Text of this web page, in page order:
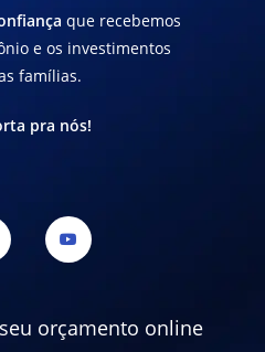
que recebemos
e os investimentos
famílias.
pra nós!
orçamento online